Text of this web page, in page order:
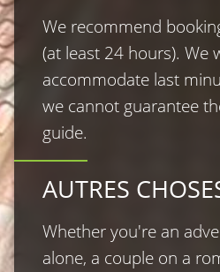
We recommend
(at least 24 hours). We
accommodate last
we cannot guarantee
guide.
AUTRES
Whether you′re an
alone, a couple on a